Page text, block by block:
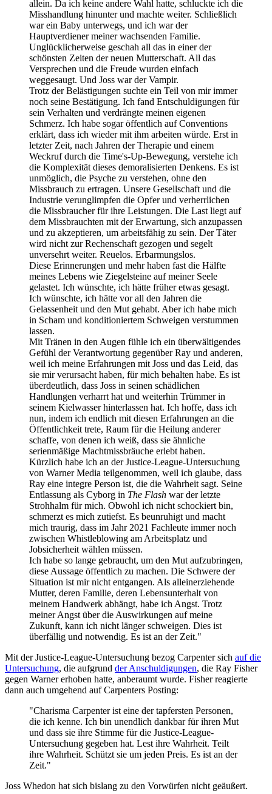
allein. Da ich keine andere Wahl hatte, schluckte ich die
Misshandlung hinunter und machte weiter. Schließlich
war ein Baby unterwegs, und ich war der
Hauptverdiener meiner wachsenden Familie.
Unglücklicherweise geschah all das in einer der
schönsten Zeiten der neuen Mutterschaft. All das
Versprechen und die Freude wurden einfach
weggesaugt. Und Joss war der Vampir.
Trotz der Belästigungen suchte ein Teil von mir immer
noch seine Bestätigung. Ich fand Entschuldigungen für
sein Verhalten und verdrängte meinen eigenen
Schmerz. Ich habe sogar öffentlich auf Conventions
erklärt, dass ich wieder mit ihm arbeiten würde. Erst in
letzter Zeit, nach Jahren der Therapie und einem
Weckruf durch die Time's-Up-Bewegung, verstehe ich
die Komplexität dieses demoralisierten Denkens. Es ist
unmöglich, die Psyche zu verstehen, ohne den
Missbrauch zu ertragen. Unsere Gesellschaft und die
Industrie verunglimpfen die Opfer und verherrlichen
die Missbraucher für ihre Leistungen. Die Last liegt auf
dem Missbrauchten mit der Erwartung, sich anzupassen
und zu akzeptieren, um arbeitsfähig zu sein. Der Täter
wird nicht zur Rechenschaft gezogen und segelt
unversehrt weiter. Reuelos. Erbarmungslos.
Diese Erinnerungen und mehr haben fast die Hälfte
meines Lebens wie Ziegelsteine auf meiner Seele
gelastet. Ich wünschte, ich hätte früher etwas gesagt.
Ich wünschte, ich hätte vor all den Jahren die
Gelassenheit und den Mut gehabt. Aber ich habe mich
in Scham und konditioniertem Schweigen verstummen
lassen.
Mit Tränen in den Augen fühle ich ein überwältigendes
Gefühl der Verantwortung gegenüber Ray und anderen,
weil ich meine Erfahrungen mit Joss und das Leid, das
sie mir verursacht haben, für mich behalten habe. Es ist
überdeutlich, dass Joss in seinen schädlichen
Handlungen verharrt hat und weiterhin Trümmer in
seinem Kielwasser hinterlassen hat. Ich hoffe, dass ich
nun, indem ich endlich mit diesen Erfahrungen an die
Öffentlichkeit trete, Raum für die Heilung anderer
schaffe, von denen ich weiß, dass sie ähnliche
serienmäßige Machtmissbräuche erlebt haben.
Kürzlich habe ich an der Justice-League-Untersuchung
von Warner Media teilgenommen, weil ich glaube, dass
Ray eine integre Person ist, die die Wahrheit sagt. Seine
Entlassung als Cyborg in The Flash war der letzte
Strohhalm für mich. Obwohl ich nicht schockiert bin,
schmerzt es mich zutiefst. Es beunruhigt und macht
mich traurig, dass im Jahr 2021 Fachleute immer noch
zwischen Whistleblowing am Arbeitsplatz und
Jobsicherheit wählen müssen.
Ich habe so lange gebraucht, um den Mut aufzubringen,
diese Aussage öffentlich zu machen. Die Schwere der
Situation ist mir nicht entgangen. Als alleinerziehende
Mutter, deren Familie, deren Lebensunterhalt von
meinem Handwerk abhängt, habe ich Angst. Trotz
meiner Angst über die Auswirkungen auf meine
Zukunft, kann ich nicht länger schweigen. Dies ist
überfällig und notwendig. Es ist an der Zeit."
Mit der Justice-League-Untersuchung bezog Carpenter sich auf die
Untersuchung, die aufgrund der Anschuldigungen, die Ray Fisher
gegen Warner erhoben hatte, anberaumt wurde. Fisher reagierte
dann auch umgehend auf Carpenters Posting:
"Charisma Carpenter ist eine der tapfersten Personen,
die ich kenne. Ich bin unendlich dankbar für ihren Mut
und dass sie ihre Stimme für die Justice-League-
Untersuchung gegeben hat. Lest ihre Wahrheit. Teilt
ihre Wahrheit. Schützt sie um jeden Preis. Es ist an der
Zeit."
Joss Whedon hat sich bislang zu den Vorwürfen nicht geäußert.